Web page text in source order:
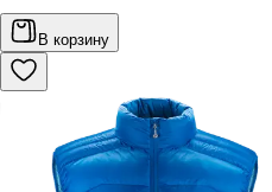
В корзину